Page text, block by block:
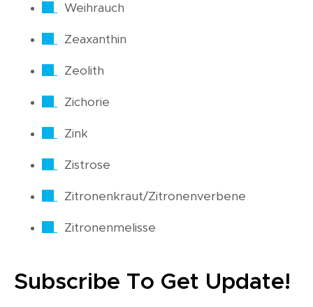
Weihrauch
Zeaxanthin
Zeolith
Zichorie
Zink
Zistrose
Zitronenkraut/Zitronenverbene
Zitronenmelisse
Subscribe To Get Update!